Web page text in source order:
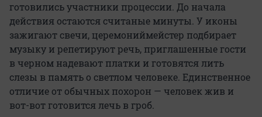
готовились участники процессии. До начала
действия остаются считаные минуты. У иконы
зажигают свечи, церемониймейстер подбирает
музыку и репетируют речь, приглашенные гости
в черном надевают платки и готовятся лить
слезы в память о светлом человеке. Единственное
отличие от обычных похорон — человек жив и
вот-вот готовится лечь в гроб.